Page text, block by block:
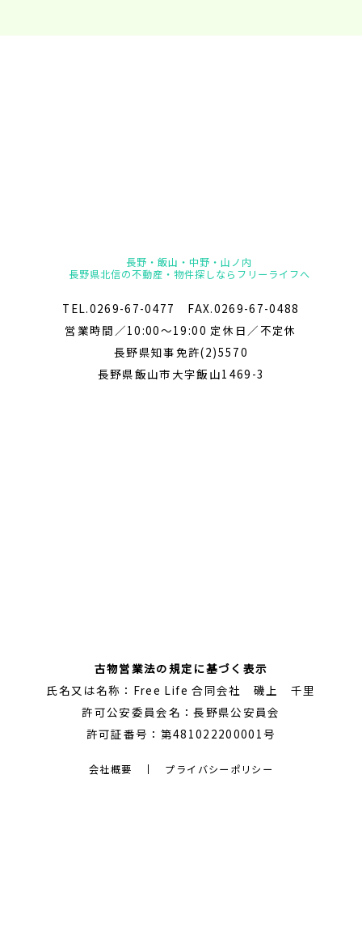
長野・飯山・中野・山ノ内
長野県北信の不動産・物件探しならフリーライフへ
TEL.0269-67-0477 FAX.0269-67-0488
営業時間／10:00～19:00 定休日／不定休
長野県知事免許(2)5570
長野県飯山市大字飯山1469-3
古物営業法の規定に基づく表示
氏名又は名称：Free Life 合同会社 磯上 千里
許可公安委員会名：長野県公安員会
許可証番号：第481022200001号
会社概要 プライバシーポリシー